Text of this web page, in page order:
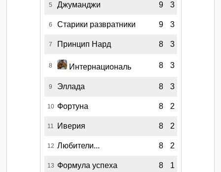
5 Джуманджи 9 3
6 Старики развратники 9 3
7 Принцип Нард 8 3
8 Интернациональ 8 3
9 Эллада 8 3
10 Фортуна 8 2
11 Иверия 8 2
12 Любители... 8 2
13 Формула успеха 8 1